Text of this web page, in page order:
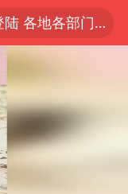
台风“白海豚”登陆 各地各部门全力应对
津门虎
股
布暴雨红警
款利率
全线停运